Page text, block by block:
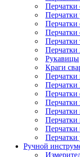
Перчатки
Перчатки
Перчатки
Перчатки
Перчатки
Рукавицы
Краги
Перчатки
Перчатки
Перчатки
Перчатки
Перчатки
Перчатки
Ручной